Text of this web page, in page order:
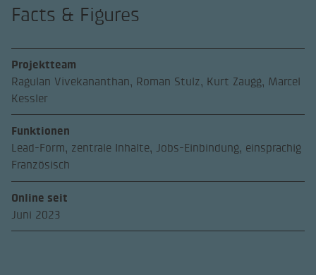
Facts & Figures
Projektteam
Ragulan Vivekananthan, Roman Stulz, Kurt Zaugg, Marcel
Kessler
Funktionen
Lead-Form, zentrale Inhalte, Jobs-Einbindung, einsprachig
Französisch
Online seit
Juni 2023